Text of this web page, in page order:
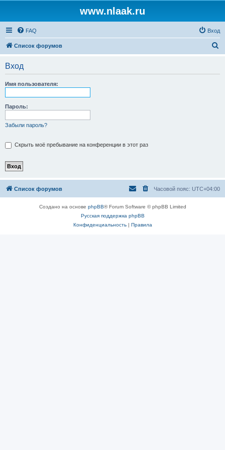
www.nlaak.ru
FAQ Вход
Список форумов
Вход
Имя пользователя:
Пароль:
Забыли пароль?
Скрыть моё пребывание на конференции в этот раз
Список форумов Часовой пояс: UTC+04:00
Создано на основе phpBB® Forum Software © phpBB Limited
Русская поддержка phpBB
Конфиденциальность| Правила